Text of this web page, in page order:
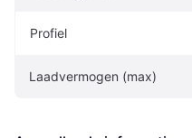
Profiel
Laadvermogen (max)